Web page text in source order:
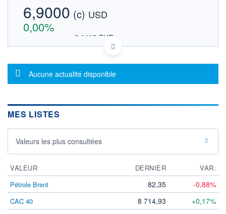
6,9000 (c) USD
0,00%
5,9695 EUR
DONNÉES TEMPS DIFFÉRÉ
Politique d'exécution
Cotation sur les autres places
0,0000
0,0000 0,0000
VOLUME
0 0,00%
VALORISATION
LIMITE À LA
BAISSE
0,0000
LIMITE À LA
0,0000
Message d'information
Aucune actualité disponible
MES LISTES
Valeurs les plus consultées
VALEUR DERNIER
VAR.
Pétrole Brent
82,35 -0,88%
CAC 40 8 714,93 +0,17%